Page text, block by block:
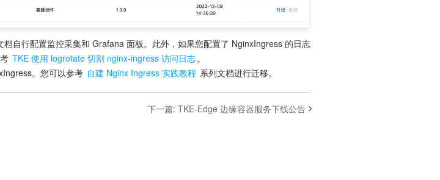
自行配置监控采集和 Grafana 面板。此外，如果您配置了 NginxIngress 的日志
TKE 使用 logrotate 切割 nginx-ingress 访问日志。
。您可以参考 自建 Nginx Ingress 实践教程 系列文档进行迁移。
下一篇: TKE-Edge 边缘容器服务下线公告